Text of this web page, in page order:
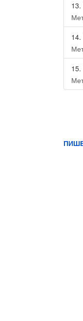
13.
14.
15.